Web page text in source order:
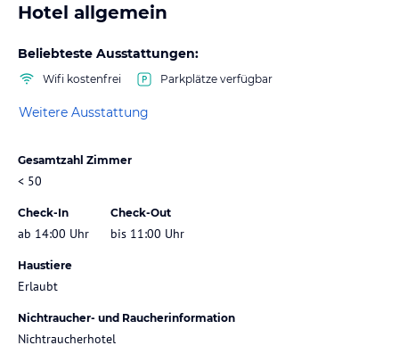
Hotel allgemein
Beliebteste Ausstattungen:
Wifi kostenfrei Parkplätze verfügbar
Weitere Ausstattung
Gesamtzahl Zimmer
< 50
Check-In
ab 14:00 Uhr
Check-Out
bis 11:00 Uhr
Haustiere
Erlaubt
Nichtraucher- und Raucherinformation
Nichtraucherhotel